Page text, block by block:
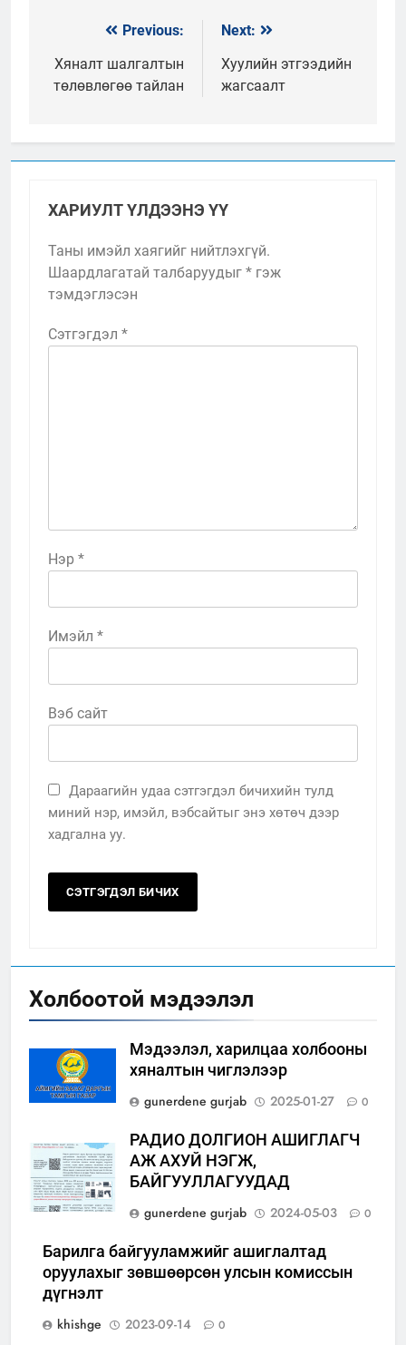
Мэдээний
цэс
Previous:
Хяналт шалгалтын
төлөвлөгөө тайлан
Next:
Хуулийн этгээдийн
жагсаалт
ХАРИУЛТ ҮЛДЭЭНЭ ҮҮ
Таны имэйл хаягийг нийтлэхгүй.
Шаардлагатай талбаруудыг * гэж
тэмдэглэсэн
Сэтгэгдэл *
Нэр *
Имэйл *
Вэб сайт
Дараагийн удаа сэтгэгдэл бичихийн тулд
миний нэр, имэйл, вэбсайтыг энэ хөтөч дээр
хадгална уу.
Холбоотой мэдээлэл
Мэдээлэл, харилцаа холбооны
хяналтын чиглэлээр
gunerdene gurjab
2025-01-27 0
РАДИО ДОЛГИОН АШИГЛАГЧ
АЖ АХУЙ НЭГЖ,
БАЙГУУЛЛАГУУДАД
gunerdene gurjab
2024-05-03 0
Барилга байгууламжийг ашиглалтад
оруулахыг зөвшөөрсөн улсын комиссын
дүгнэлт
khishge
2023-09-14 0